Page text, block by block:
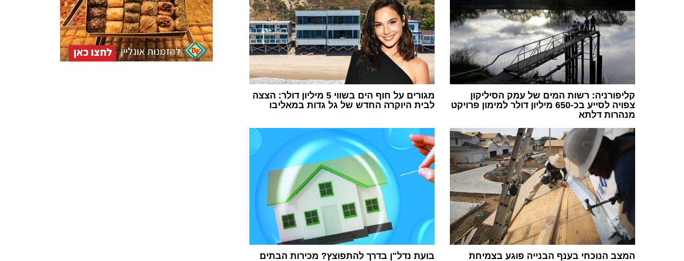
מגורים על חוף הים בשווי 5 מיליון דולר: הצצה
לבית היוקרה החדש של גל גדות במאליבו
קליפורניה: רשות המים של עמק הסיליקון
צפויה לסייע בכ-650 מיליון דולר למימון פרויקט
מנהרות דלתא
1
בועת נדל"ן בדרך להתפוצץ? ‏מכירות הבתים
המצב הנוכחי בענף הבנייה פוגע בצמיחת